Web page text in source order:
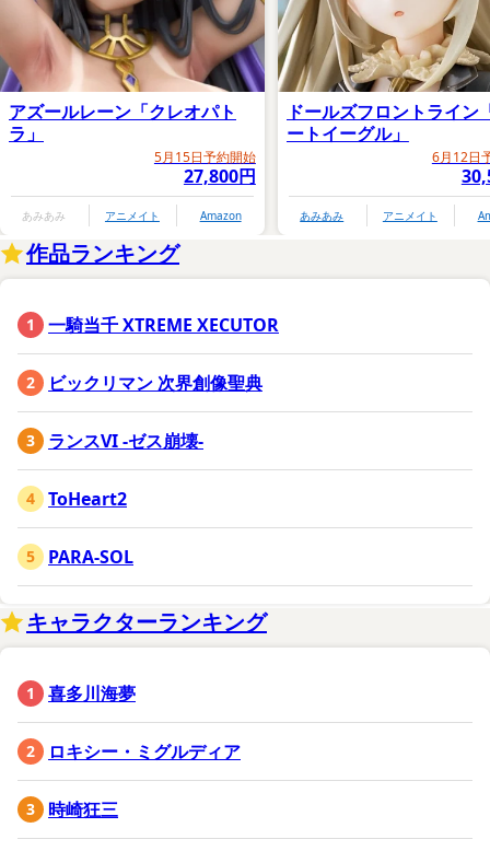
アズールレーン「クレオパト
ラ」
5月15日予約開始
27,800円
あみあみ アニメイト Amazon
ドールズフロントライン
ートイーグル」
6月12日
あみあみ アニメイト
作品ランキング
一騎当千 XTREME XECUTOR
ビックリマン 次界創像聖典
ランスVI -ゼス崩壊-
ToHeart2
PARA-SOL
キャラクターランキング
喜多川海夢
ロキシー・ミグルディア
時崎狂三